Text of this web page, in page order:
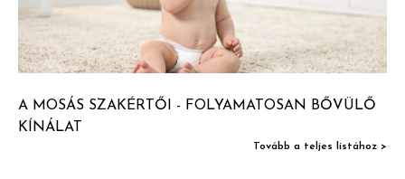
A MOSÁS SZAKÉRTŐI - FOLYAMATOSAN BŐVÜLŐ
KÍNÁLAT
Tovább a teljes listához >